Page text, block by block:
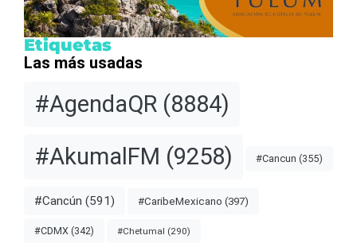
Etiquetas
Las más usadas
#AgendaQR (8884)
#AkumalFM (9258) #Cancun (355)
#Cancún (591) #CaribeMexicano (397)
#CDMX (342) #Chetumal (290)